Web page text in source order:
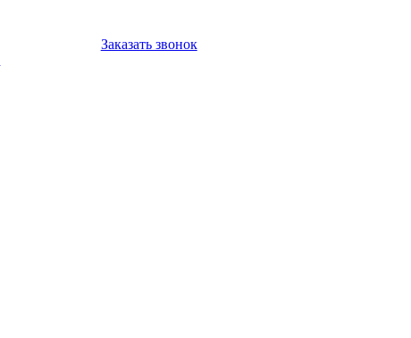
Заказать звонок